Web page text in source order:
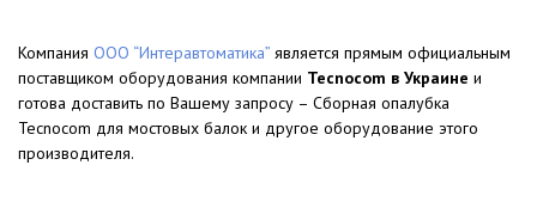
Компания ООО “Интеравтоматика” является прямым официальным
поставщиком оборудования компании Tecnocom в Украине и
готова доставить по Вашему запросу – Сборная опалубка
Tecnocom для мостовых балок и другое оборудование этого
производителя.